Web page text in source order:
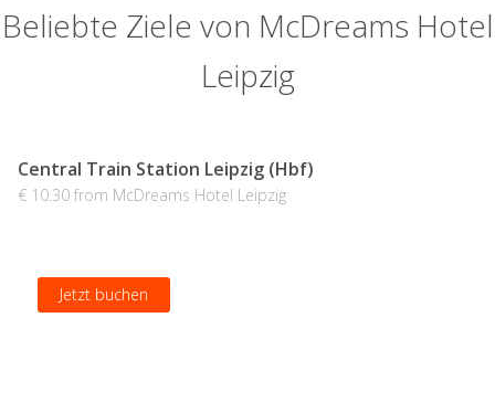
Beliebte Ziele von McDreams Hotel
Leipzig
Central Train Station Leipzig (Hbf)
€ 10.30 from McDreams Hotel Leipzig
Jetzt buchen